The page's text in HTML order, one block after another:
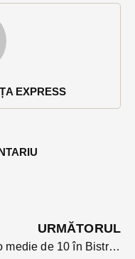
EXPRESS
URMĂTORUL
Nicio medie de 10 în Bistrița-Năsăud la Evaluarea Națională. Doar doi elevi au obținut nota maximă la una dintre probe